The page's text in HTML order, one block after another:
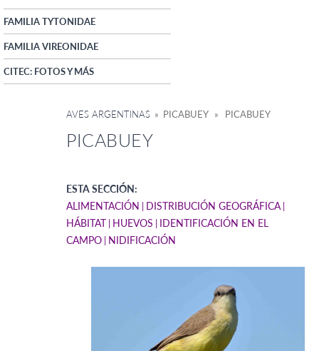
FAMILIA TYTONIDAE
FAMILIA VIREONIDAE
CITEC: FOTOS Y MÁS
AVES ARGENTINAS » PICABUEY » PICABUEY
PICABUEY
ESTA SECCIÓN:
ALIMENTACIÓN
DISTRIBUCIÓN GEOGRÁFICA
HÁBITAT HUEVOS
IDENTIFICACIÓN EN EL
CAMPO NIDIFICACIÓN